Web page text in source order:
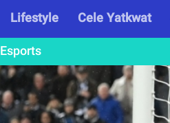
Lifestyle Cele Yatkwat
Esports